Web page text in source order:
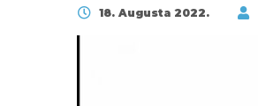
18. Augusta 2022.